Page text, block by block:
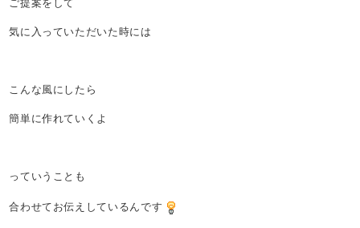
ご提案をして
気に入っていただいた時には
こんな風にしたら
簡単に作れていくよ
っていうことも
合わせてお伝えしているんです